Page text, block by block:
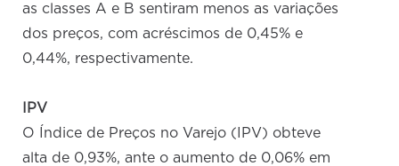
as classes A e B sentiram menos as variações
dos preços, com acréscimos de 0,45% e
0,44%, respectivamente.
IPV
O Índice de Preços no Varejo (IPV) obteve
alta de 0,93%, ante o aumento de 0,06% em